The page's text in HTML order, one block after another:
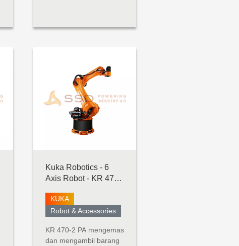
(hingga 5 kg). Robot
fleksibilitas dan
kemampuan
beradaptasi. UR5e
dirancang untuk
integrasi tanpa bat...
Kuka Robotics - 6
Axis Robot - KR 470-
KUKA
Robot & Accessories
KR 470-2 PA mengemas
dan mengambil barang